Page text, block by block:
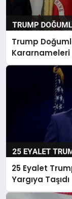
Trump
Kararnameleri
25 Eyalet
Yargıya Taşıdı